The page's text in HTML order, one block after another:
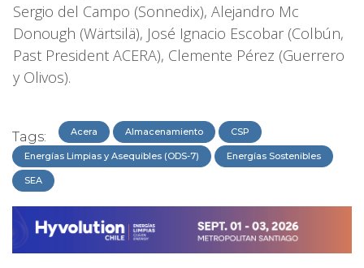
Sergio del Campo (Sonnedix), Alejandro Mc
Donough (Wärtsilä), José Ignacio Escobar (Colbún,
Past President ACERA), Clemente Pérez (Guerrero
y Olivos).
Tags: Acera Almacenamiento CSP
Energías Limpias y Asequibles (ODS-7) Energías Sostenibles
SEA